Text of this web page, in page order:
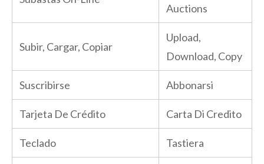
Auctions
Subir, Cargar, Copiar
Upload,
Download, Copy
Suscribirse Abbonarsi
Tarjeta De Crédito Carta Di Credito
Teclado Tastiera